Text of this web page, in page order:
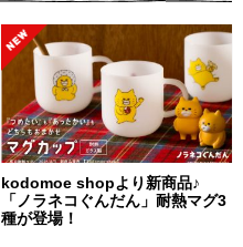
kodomoe shopより新商品♪
「ノラネコぐんだん」耐熱マグ3
種が登場！